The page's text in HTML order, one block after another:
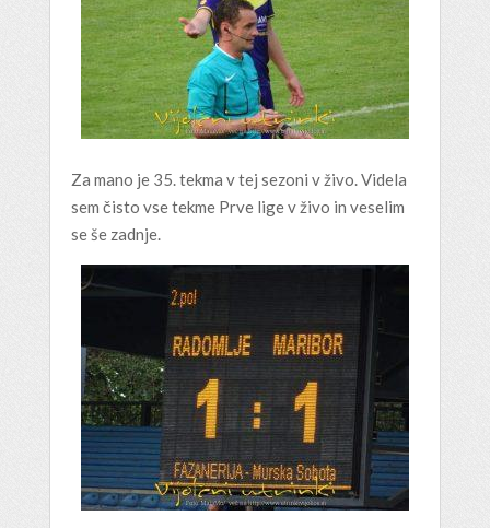
Za mano je 35. tekma v tej sezoni v živo. Videla
sem čisto vse tekme Prve lige v živo in veselim
se še zadnje.